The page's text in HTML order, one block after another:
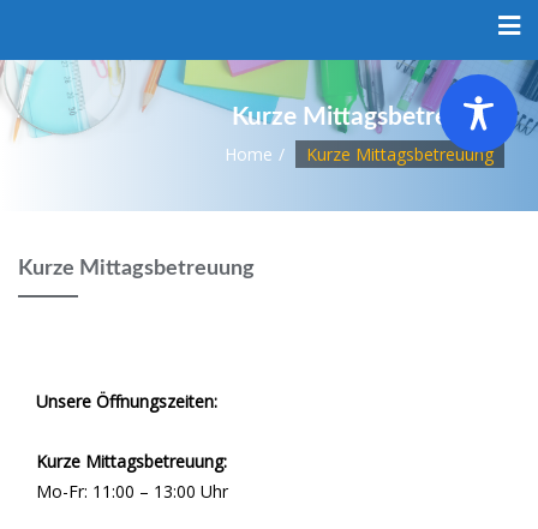
content
Kurze Mittagsbetreuung
Home Kurze Mittagsbetreuung
Kurze Mittagsbetreuung
Unsere Öffnungszeiten:
Kurze Mittagsbetreuung:
Mo-Fr: 11:00 – 13:00 Uhr